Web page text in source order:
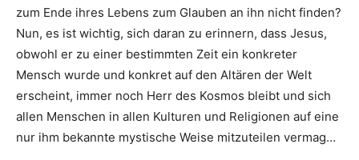
zum Ende ihres Lebens zum Glauben an ihn nicht finden?
Nun, es ist wichtig, sich daran zu erinnern, dass Jesus,
obwohl er zu einer bestimmten Zeit ein konkreter
Mensch wurde und konkret auf den Altären der Welt
erscheint, immer noch Herr des Kosmos bleibt und sich
allen Menschen in allen Kulturen und Religionen auf eine
nur ihm bekannte mystische Weise mitzuteilen vermag…